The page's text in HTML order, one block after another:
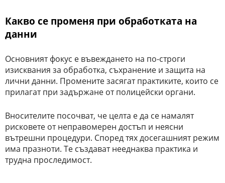
Какво се променя при обработката на
данни
Основният фокус е въвеждането на по-строги
изисквания за обработка, съхранение и защита на
лични данни. Промените засягат практиките, които се
прилагат при задържане от полицейски органи.
Вносителите посочват, че целта е да се намалят
рисковете от неправомерен достъп и неясни
вътрешни процедури. Според тях досегашният режим
има празноти. Те създават нееднаква практика и
трудна проследимост.